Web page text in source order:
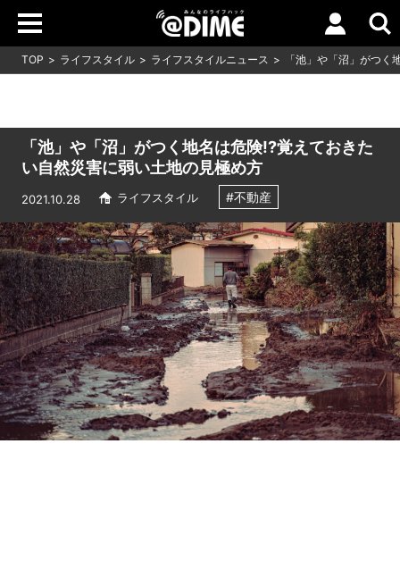
TOP ライフスタイル ライフスタイルニュース 「池」や「沼」がつ
「池」や「沼」がつく地名は危険!?覚えておきた
い自然災害に弱い土地の見極め方
2021.10.28 ライフスタイル #不動産